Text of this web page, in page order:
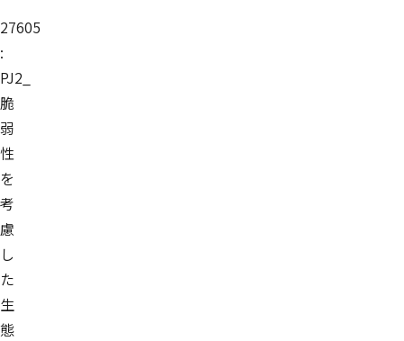
27605
:
PJ2_
脆
弱
性
を
考
慮
し
た
生
態